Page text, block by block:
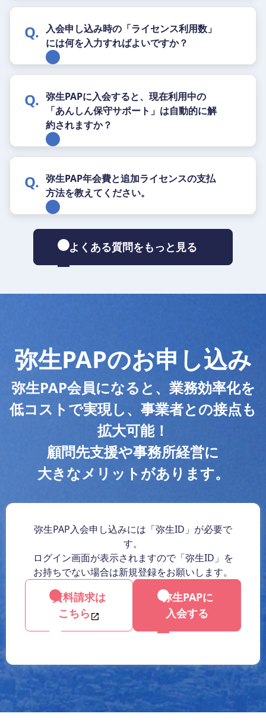
入会申し込み時の「ライセンス利用数」
には何を入力すればよいですか？
弥生PAPに入会すると、現在利用中の
「あんしん保守サポート」は自動的に解
約されますか？
弥生PAP年会費と追加ライセンスの支払
方法を教えてください。
よくある質問をもっと見る
弥生PAPのお申し込み
弥生PAP会員になると、業務効率化を
低コストで実現し、事業者との接点も
拡大可能！
顧問先支援や事務所経営に
大きなメリットがあります。
弥生PAP入会申し込みには「弥生ID」が必要で
す。
ログイン画面が表示されますので「弥生ID」を
お持ちでない場合は新規登録をお願いします。
資料請求は
こちら
弥生PAPに
入会する